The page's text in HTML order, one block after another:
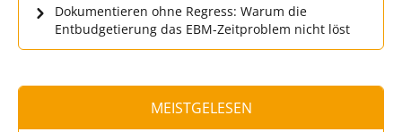
Dokumentieren ohne Regress: Warum die
Entbudgetierung das EBM-Zeitproblem nicht löst
MEISTGELESEN